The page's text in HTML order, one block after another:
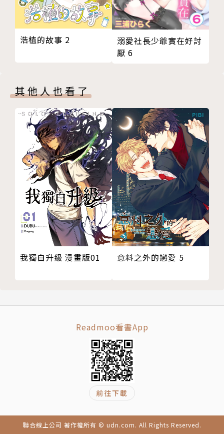
浩植的故事 2
溺愛社長少爺實在好討
厭 6
其他人也看了
我獨自升級 漫畫版01 意料之外的戀愛 5
Readmoo看書App
前往下載
聯合線上公司 著作權所有 © udn.com. All Rights Reserved.